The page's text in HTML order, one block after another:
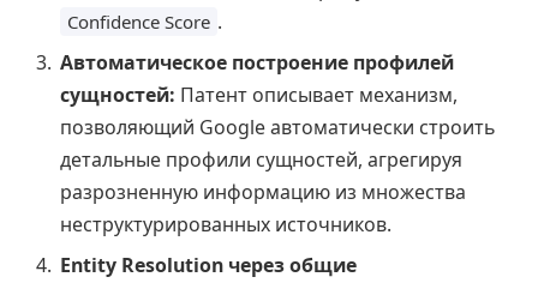
Confidence Score .
Автоматическое построение профилей
сущностей: Патент описывает механизм,
позволяющий Google автоматически строить
детальные профили сущностей, агрегируя
разрозненную информацию из множества
неструктурированных источников.
Entity Resolution через общие